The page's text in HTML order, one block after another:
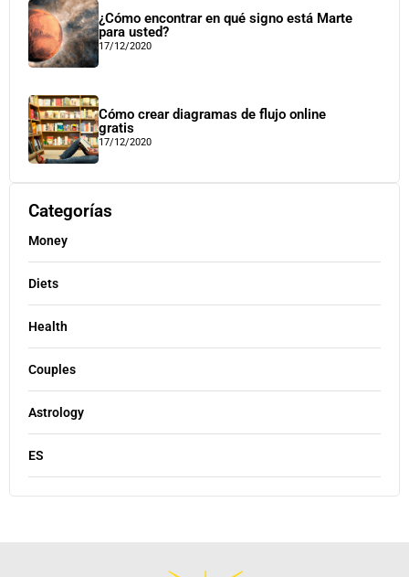
¿Cómo encontrar en qué signo está Marte
para usted?
17/12/2020
Cómo crear diagramas de flujo online
gratis
17/12/2020
Categorías
Money
Diets
Health
Couples
Astrology
ES